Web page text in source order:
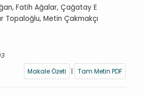
Fatih Ağalar, Çağatay E
Topaloğlu, Metin Çakmakçı
Makale Özeti
| Tam Metin PDF